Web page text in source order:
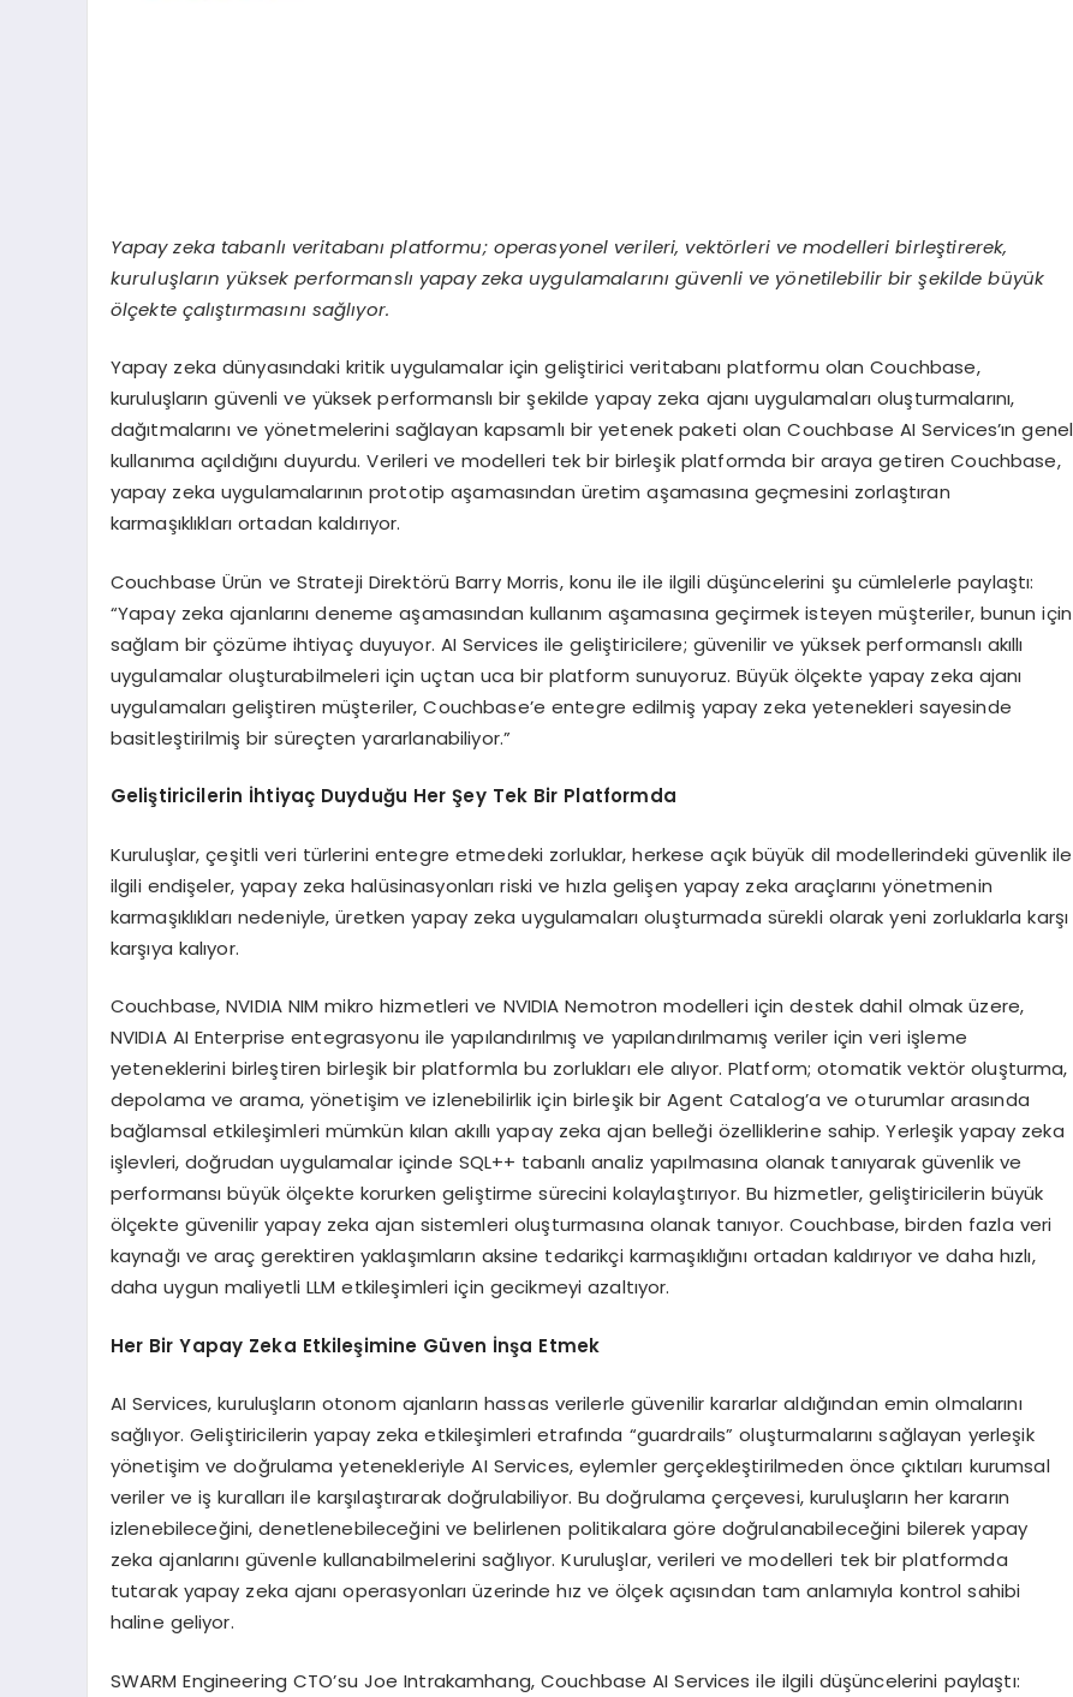
Yapay zeka tabanlı veritabanı platformu; operasyonel verileri, vektörleri ve modelleri birleştirerek,
kuruluşların yüksek performanslı yapay zeka uygulamalarını güvenli ve yönetilebilir bir şekilde büyük
ölçekte çalıştırmasını sağlıyor.
Yapay zeka dünyasındaki kritik uygulamalar için geliştirici veritabanı platformu olan Couchbase,
kuruluşların güvenli ve yüksek performanslı bir şekilde yapay zeka ajanı uygulamaları oluşturmalarını,
dağıtmalarını ve yönetmelerini sağlayan kapsamlı bir yetenek paketi olan Couchbase AI Services’ın genel
kullanıma açıldığını duyurdu. Verileri ve modelleri tek bir birleşik platformda bir araya getiren Couchbase,
yapay zeka uygulamalarının prototip aşamasından üretim aşamasına geçmesini zorlaştıran
karmaşıklıkları ortadan kaldırıyor.
Couchbase Ürün ve Strateji Direktörü Barry Morris, konu ile ile ilgili düşüncelerini şu cümlelerle paylaştı:
“Yapay zeka ajanlarını deneme aşamasından kullanım aşamasına geçirmek isteyen müşteriler, bunun için
sağlam bir çözüme ihtiyaç duyuyor. AI Services ile geliştiricilere; güvenilir ve yüksek performanslı akıllı
uygulamalar oluşturabilmeleri için uçtan uca bir platform sunuyoruz. Büyük ölçekte yapay zeka ajanı
uygulamaları geliştiren müşteriler, Couchbase’e entegre edilmiş yapay zeka yetenekleri sayesinde
basitleştirilmiş bir süreçten yararlanabiliyor.”
Geliştiricilerin İhtiyaç Duyduğu Her Şey Tek Bir Platformda
Kuruluşlar, çeşitli veri türlerini entegre etmedeki zorluklar, herkese açık büyük dil modellerindeki güvenlik ile
ilgili endişeler, yapay zeka halüsinasyonları riski ve hızla gelişen yapay zeka araçlarını yönetmenin
karmaşıklıkları nedeniyle, üretken yapay zeka uygulamaları oluşturmada sürekli olarak yeni zorluklarla karşı
karşıya kalıyor.
Couchbase, NVIDIA NIM mikro hizmetleri ve NVIDIA Nemotron modelleri için destek dahil olmak üzere,
NVIDIA AI Enterprise entegrasyonu ile yapılandırılmış ve yapılandırılmamış veriler için veri işleme
yeteneklerini birleştiren birleşik bir platformla bu zorlukları ele alıyor. Platform; otomatik vektör oluşturma,
depolama ve arama, yönetişim ve izlenebilirlik için birleşik bir Agent Catalog’a ve oturumlar arasında
bağlamsal etkileşimleri mümkün kılan akıllı yapay zeka ajan belleği özelliklerine sahip. Yerleşik yapay zeka
işlevleri, doğrudan uygulamalar içinde SQL++ tabanlı analiz yapılmasına olanak tanıyarak güvenlik ve
performansı büyük ölçekte korurken geliştirme sürecini kolaylaştırıyor. Bu hizmetler, geliştiricilerin büyük
ölçekte güvenilir yapay zeka ajan sistemleri oluşturmasına olanak tanıyor. Couchbase, birden fazla veri
kaynağı ve araç gerektiren yaklaşımların aksine tedarikçi karmaşıklığını ortadan kaldırıyor ve daha hızlı,
daha uygun maliyetli LLM etkileşimleri için gecikmeyi azaltıyor.
Her Bir Yapay Zeka Etkileşimine Güven İnşa Etmek
AI Services, kuruluşların otonom ajanların hassas verilerle güvenilir kararlar aldığından emin olmalarını
sağlıyor. Geliştiricilerin yapay zeka etkileşimleri etrafında “guardrails” oluşturmalarını sağlayan yerleşik
yönetişim ve doğrulama yetenekleriyle AI Services, eylemler gerçekleştirilmeden önce çıktıları kurumsal
veriler ve iş kuralları ile karşılaştırarak doğrulabiliyor. Bu doğrulama çerçevesi, kuruluşların her kararın
izlenebileceğini, denetlenebileceğini ve belirlenen politikalara göre doğrulanabileceğini bilerek yapay
zeka ajanlarını güvenle kullanabilmelerini sağlıyor. Kuruluşlar, verileri ve modelleri tek bir platformda
tutarak yapay zeka ajanı operasyonları üzerinde hız ve ölçek açısından tam anlamıyla kontrol sahibi
haline geliyor.
SWARM Engineering CTO’su Joe Intrakamhang, Couchbase AI Services ile ilgili düşüncelerini paylaştı: